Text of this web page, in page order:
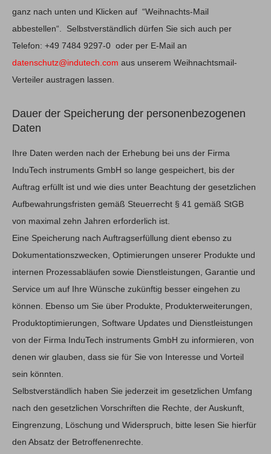
ganz nach unten und Klicken auf “Weihnachts-Mail
abbestellen“. Selbstverständlich dürfen Sie sich auch per
Telefon: +49 7484 9297-0 oder per E-Mail an
datenschutz@indutech.com aus unserem Weihnachtsmail-
Verteiler austragen lassen.
Dauer der Speicherung der personenbezogenen
Daten
Ihre Daten werden nach der Erhebung bei uns der Firma
InduTech instruments GmbH so lange gespeichert, bis der
Auftrag erfüllt ist und wie dies unter Beachtung der gesetzlichen
Aufbewahrungsfristen gemäß Steuerrecht § 41 gemäß StGB
von maximal zehn Jahren erforderlich ist.
Eine Speicherung nach Auftragserfüllung dient ebenso zu
Dokumentationszwecken, Optimierungen unserer Produkte und
internen Prozessabläufen sowie Dienstleistungen, Garantie und
Service um auf Ihre Wünsche zukünftig besser eingehen zu
können. Ebenso um Sie über Produkte, Produkterweiterungen,
Produktoptimierungen, Software Updates und Dienstleistungen
von der Firma InduTech instruments GmbH zu informieren, von
denen wir glauben, dass sie für Sie von Interesse und Vorteil
sein könnten.
Selbstverständlich haben Sie jederzeit im gesetzlichen Umfang
nach den gesetzlichen Vorschriften die Rechte, der Auskunft,
Eingrenzung, Löschung und Widerspruch, bitte lesen Sie hierfür
den Absatz der Betroffenenrechte.